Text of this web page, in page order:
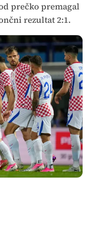
prečko premagal
rezultat 2:1.